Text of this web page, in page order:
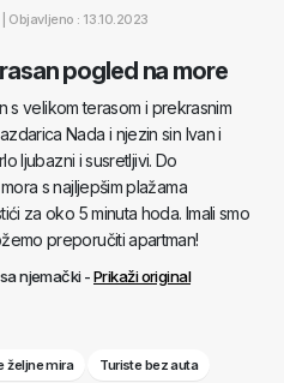
Objavljeno : 13.10.2023
pogled na more
s velikom terasom i prekrasnim
Nada i njezin sin Ivan i
ljubazni i susretljivi. Do
s najljepšim plažama
za oko 5 minuta hoda. Imali smo
preporučiti apartman!
njemački -Prikaži original
željne mira Turiste bez auta